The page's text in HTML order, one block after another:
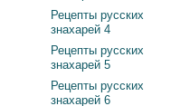
Рецепты русских
знахарей 4
Рецепты русских
знахарей 5
Рецепты русских
знахарей 6